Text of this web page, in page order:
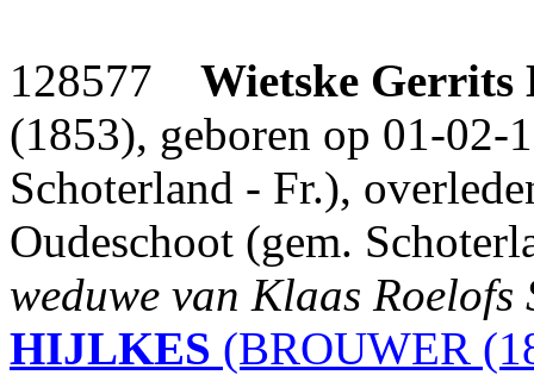
128577 Wietske Gerrits
(1853), geboren op 01-02-
Schoterland - Fr.),
Oudeschoot (gem.
weduwe van Klaas Roelofs
HIJLKES (BROUWER